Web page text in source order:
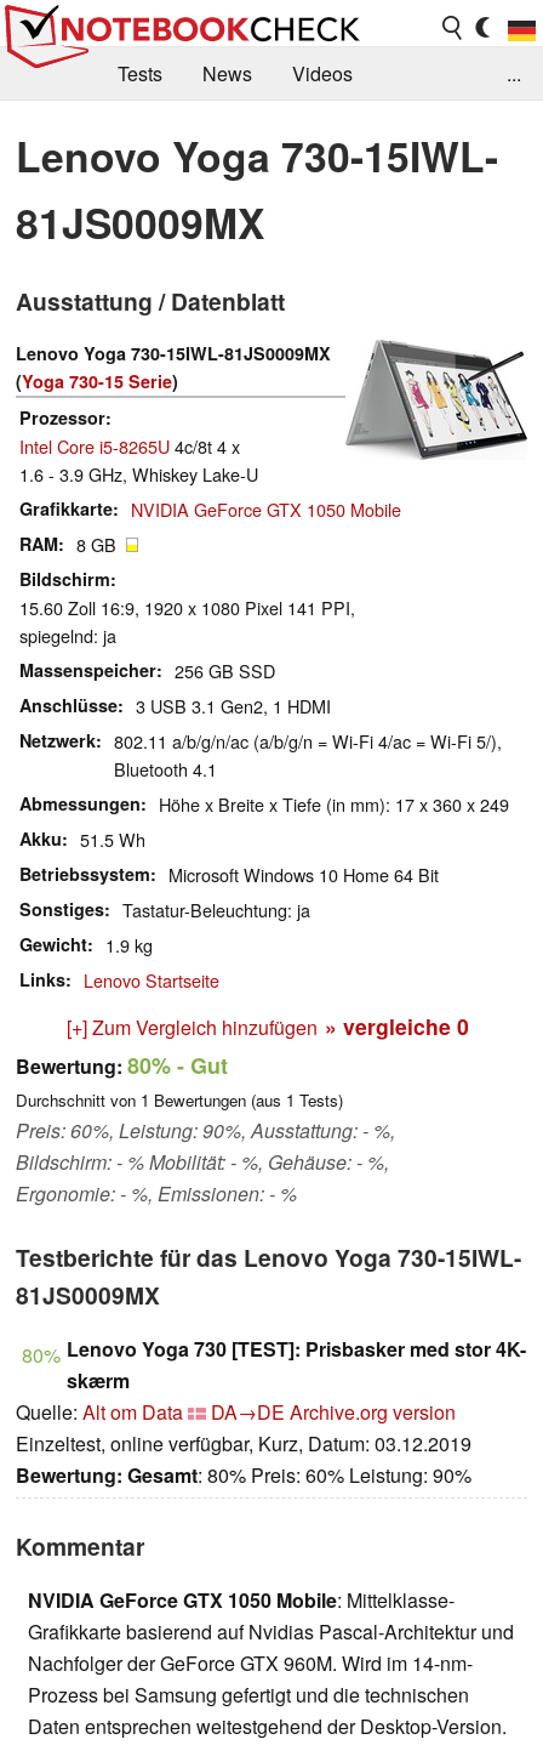
Tests News
Videos
Kaufberatung
Deals Suche
Jobs
Forum
...
Lenovo Yoga 730-15IWL-
81JS0009MX
Ausstattung / Datenblatt
Lenovo Yoga 730-15IWL-81JS0009MX
(Yoga 730-15 Serie)
Prozessor
Intel Core i5-8265U4c/8t 4 x
1.6 - 3.9 GHz, Whiskey Lake-U
Grafikkarte NVIDIA GeForce GTX 1050 Mobile
RAM 8 GB
Bildschirm
15.60 Zoll 16:9, 1920 x 1080 Pixel 141 PPI,
spiegelnd: ja
Massenspeicher 256 GB SSD
Anschlüsse 3 USB 3.1 Gen2, 1 HDMI
Netzwerk
802.11 a/b/g/n/ac (a/b/g/n = Wi-Fi 4/ac = Wi-Fi 5/),
Bluetooth 4.1
Abmessungen Höhe x Breite x Tiefe (in mm): 17 x 360 x 249
Akku 51.5 Wh
Betriebssystem Microsoft Windows 10 Home 64 Bit
Sonstiges Tastatur-Beleuchtung: ja
Gewicht 1.9 kg
Links Lenovo Startseite
[+] Zum Vergleich hinzufügen » vergleiche 0
Bewertung: 80%- Gut
Durchschnitt von 1 Bewertungen (aus 1 Tests)
Preis: 60%, Leistung: 90%, Ausstattung: - %,
Bildschirm: - % Mobilität: - %, Gehäuse: - %,
Ergonomie: - %, Emissionen: - %
Testberichte für das Lenovo Yoga 730-15IWL-
81JS0009MX
80% Lenovo Yoga 730 [TEST]: Prisbasker med stor 4K-
skærm
Quelle: Alt om Data DA→DE Archive.org version
Einzeltest, online verfügbar, Kurz, Datum: 03.12.2019
Bewertung: Gesamt: 80% Preis: 60% Leistung: 90%
Kommentar
NVIDIA GeForce GTX 1050 Mobile: Mittelklasse-
Grafikkarte basierend auf Nvidias Pascal-Architektur und
Nachfolger der GeForce GTX 960M. Wird im 14-nm-
Prozess bei Samsung gefertigt und die technischen
Daten entsprechen weitestgehend der Desktop-Version.